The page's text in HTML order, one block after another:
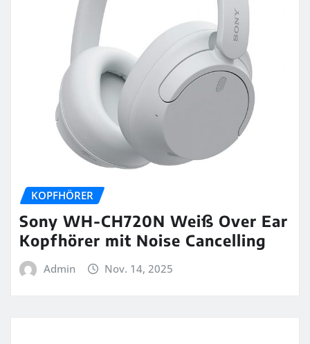
KOPFHÖRER
Sony WH-CH720N Weiß Over Ear
Kopfhörer mit Noise Cancelling
Admin Nov. 14, 2025